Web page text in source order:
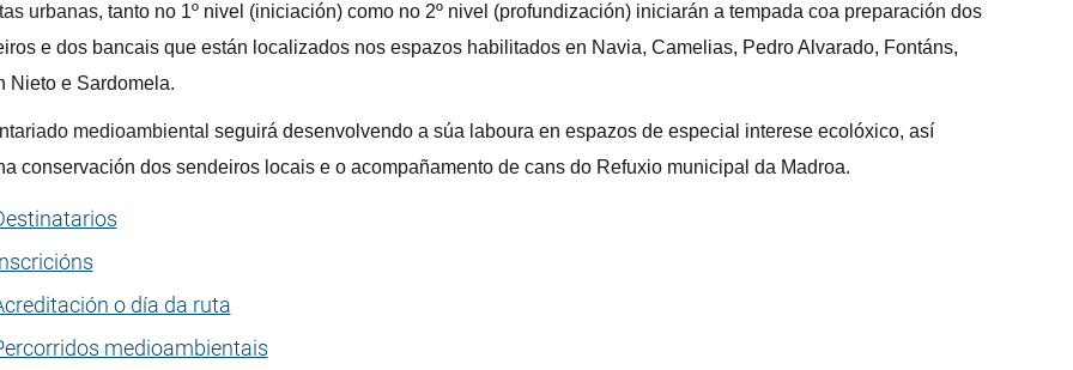
urbanas, tanto no 1º nivel (iniciación) como no 2º nivel (profundización) iniciarán a tempada coa preparación dos
e dos bancais que están localizados nos espazos habilitados en Navia, Camelias, Pedro Alvarado, Fontáns,
Nieto e Sardomela.
medioambiental seguirá desenvolvendo a súa laboura en espazos de especial interese ecolóxico, así
conservación dos sendeiros locais e o acompañamento de cans do Refuxio municipal da Madroa.
o día da ruta
medioambientais